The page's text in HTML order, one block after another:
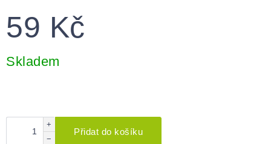
59 Kč
cena:
Skladem
+
−
Přidat do košíku